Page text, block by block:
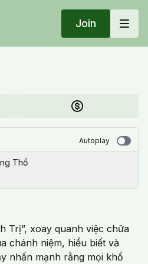
Join
Autoplay
Thổ
Trị”, xoay quanh việc chữa
chánh niệm, hiểu biết và
nhấn mạnh rằng mọi khổ